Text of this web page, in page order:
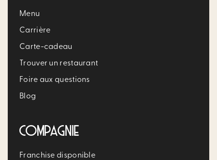
Menu
Carrière​
Carte-cadeau
Trouver un restaurant​
Foire aux questions
Blog
COMPAGNIE
Franchise disponible